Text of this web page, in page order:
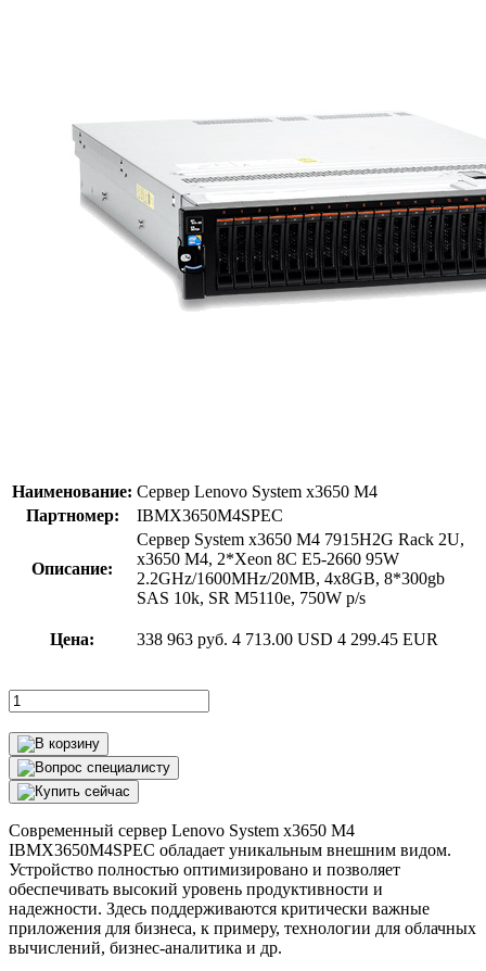
Наименование: Сервер Lenovo System x3650 M4
Партномер:
IBMX3650M4SPEC
Описание:
Сервер System x3650 M4 7915H2G Rack 2U,
x3650 M4, 2*Xeon 8C E5-2660 95W
2.2GHz/1600MHz/20MB, 4x8GB, 8*300gb
SAS 10k, SR M5110e, 750W p/s
Цена: 338 963 руб. 4 713.00 USD 4 299.45 EUR
Современный сервер Lenovo System x3650 M4
IBMX3650M4SPEC обладает уникальным внешним видом.
Устройство полностью оптимизировано и позволяет
обеспечивать высокий уровень продуктивности и
надежности. Здесь поддерживаются критически важные
приложения для бизнеса, к примеру, технологии для облачных
вычислений, бизнес-аналитика и др.